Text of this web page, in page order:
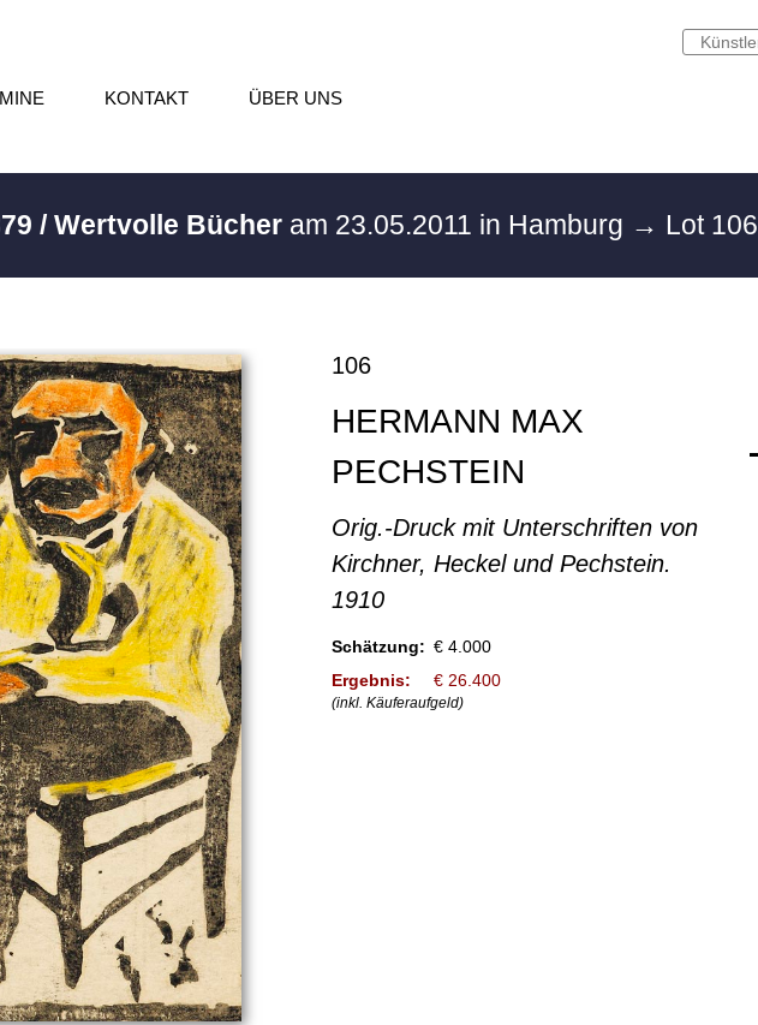
KONTAKT ÜBER UNS
/ Wertvolle Bücheram 23.05.2011 in Hamburg → Lot 106
106
HERMANN MAX
PECHSTEIN
Orig.-Druck mit Unterschriften von
Kirchner, Heckel und Pechstein.
1910
Schätzung: € 4.000
Ergebnis:
€ 26.400
(inkl. Käuferaufgeld)